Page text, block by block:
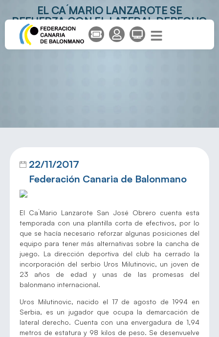
EL CA´MARIO LANZAROTE SE
REFUERZA CON EL LATERAL DERECHO
UROS MILUTINOVIC
22/11/2017
Federación Canaria de Balonmano
El Ca´Mario Lanzarote San José Obrero cuenta esta
temporada con una plantilla corta de efectivos, por lo
que se hacía necesario reforzar algunas posiciones del
equipo para tener más alternativas sobre la cancha de
juego. La dirección deportiva del club ha cerrado la
incorporación del serbio Uros Milutinovic, un joven de
23 años de edad y unas de las promesas del
balonmano internacional.
Uros Milutinovic, nacido el 17 de agosto de 1994 en
Serbia, es un jugador que ocupa la demarcación de
lateral derecho. Cuenta con una envergadura de 1,94
metros de estatura y 98 kilos de peso. Se desenvuelve